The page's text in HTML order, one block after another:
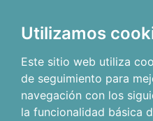
Utilizamos
Este sitio web utiliza
de seguimiento para
navegación con los
la funcionalidad básica